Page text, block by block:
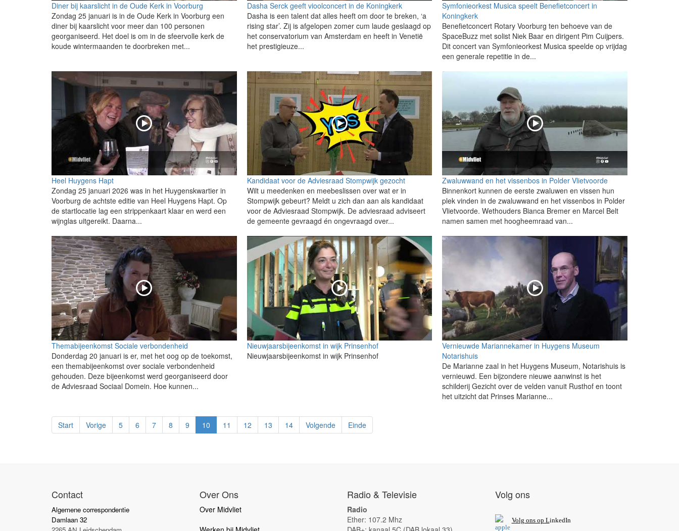
Diner bij kaarslicht in de Oude Kerk in Voorburg
Zondag 25 januari is in de Oude Kerk in Voorburg een
diner bij kaarslicht voor meer dan 100 personen
georganiseerd. Het doel is om in de sfeervolle kerk de
koude wintermaanden te doorbreken met...
Dasha Serck geeft vioolconcert in de Koningkerk
Dasha is een talent dat alles heeft om door te breken, ‘a
rising star’. Zij is afgelopen zomer cum laude geslaagd op
het conservatorium van Amsterdam en heeft in Venetië
het prestigieuze...
Symfonieorkest Musica speelt Benefietconcert in
Koningkerk
Benefietconcert Rotary Voorburg ten behoeve van de
SpaceBuzz met solist Niek Baar en dirigent Pim Cuijpers.
Dit concert van Symfonieorkest Musica speelde op vrijdag
een generale repetitie in de...
Heel Huygens Hapt
Zondag 25 januari 2026 was in het Huygenskwartier in
Voorburg de achtste editie van Heel Huygens Hapt. Op
de startlocatie lag een strippenkaart klaar en werd een
wijnglas uitgereikt. Daarna...
Kandidaat voor de Adviesraad Stompwijk gezocht
Wilt u meedenken en meebeslissen over wat er in
Stompwijk gebeurt? Meldt u zich dan aan als kandidaat
voor de Adviesraad Stompwijk. De adviesraad adviseert
de gemeente gevraagd én ongevraagd over...
Zwaluwwand en het vissenbos in Polder Vlietvoorde
Binnenkort kunnen de eerste zwaluwen en vissen hun
plek vinden in de zwaluwwand en het vissenbos in Polder
Vlietvoorde. Wethouders Bianca Bremer en Marcel Belt
namen samen met hoogheemraad van...
Themabijeenkomst Sociale verbondenheid
Donderdag 20 januari is er, met het oog op de toekomst,
een themabijeenkomst over sociale verbondenheid
gehouden. Deze bijeenkomst werd georganiseerd door
de Adviesraad Sociaal Domein. Hoe kunnen...
Nieuwjaarsbijeenkomst in wijk Prinsenhof
Nieuwjaarsbijeenkomst in wijk Prinsenhof
Vernieuwde Mariannekamer in Huygens Museum
Notarishuis
De Marianne zaal in het Huygens Museum, Notarishuis is
vernieuwd. Een bijzondere nieuwe aanwinst is het
schilderij Gezicht over de velden vanuit Rusthof en toont
het uitzicht dat Prinses Marianne...
Start Vorige 5 6 7 8 9 10 11 12 13 14 Volgende Einde
Contact
Algemene correspondentie
Damlaan 32
Over Ons
Over Midvliet
Radio & Televisie
Radio
Ether: 107.2 Mhz
Volg ons
Volg ons op LinkedIn